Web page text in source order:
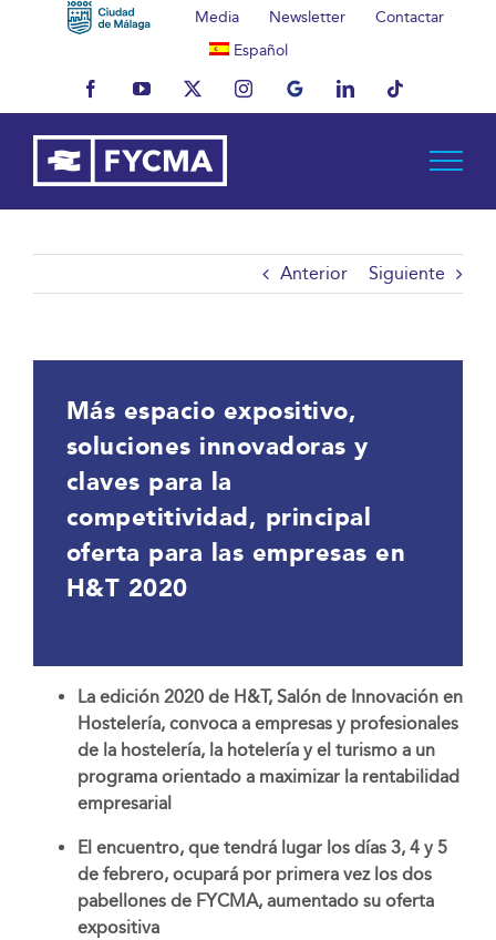
Media Newsletter
Contactar
Español
FacebookYouTubeX InstagramMyBusinessLinkedInTiktok
Anterior Siguiente
Más espacio expositivo,
soluciones innovadoras y
claves para la
competitividad, principal
oferta para las empresas en
H&T 2020
La edición 2020 de H&T, Salón de Innovación en
Hostelería, convoca a empresas y profesionales
de la hostelería, la hotelería y el turismo a un
programa orientado a maximizar la rentabilidad
empresarial
El encuentro, que tendrá lugar los días 3, 4 y 5
de febrero, ocupará por primera vez los dos
pabellones de FYCMA, aumentado su oferta
expositiva